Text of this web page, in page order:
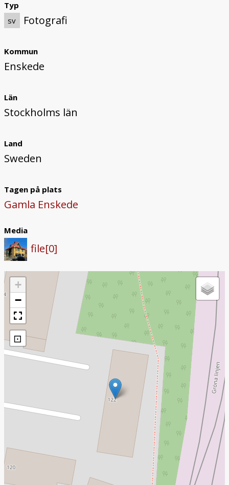
Typ
sv
Fotografi
Kommun
Enskede
Län
Stockholms län
Land
Sweden
Tagen på plats
Gamla Enskede
Media
file[0]
+
−
⊡